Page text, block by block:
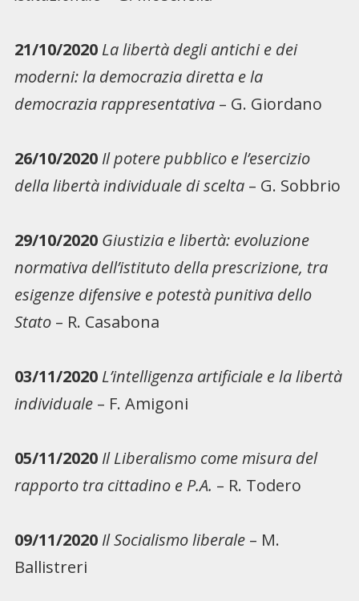
21/10/2020 La libertà degli antichi e dei
moderni: la democrazia diretta e la
democrazia rappresentativa– G. Giordano
26/10/2020 Il potere pubblico e l’esercizio
della libertà individuale di scelta– G. Sobbrio
29/10/2020 Giustizia e libertà: evoluzione
normativa dell’istituto della prescrizione, tra
esigenze difensive e potestà punitiva dello
Stato– R. Casabona
03/11/2020 L’intelligenza artificiale e la libertà
individuale– F. Amigoni
05/11/2020 Il Liberalismo come misura del
rapporto tra cittadino e P.A. – R. Todero
09/11/2020 Il Socialismo liberale– M.
Ballistreri